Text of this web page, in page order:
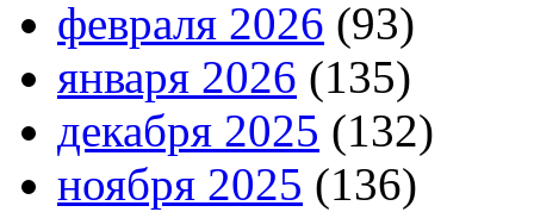
февраля 2026 (93)
января 2026 (135)
декабря 2025 (132)
ноября 2025 (136)